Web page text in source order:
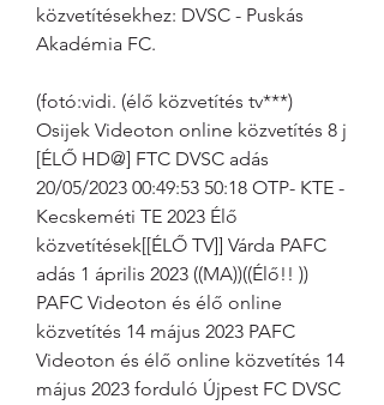
közvetítésekhez: DVSC - Puskás
Akadémia FC.
(fotó:vidi. (élő közvetítés tv***)
Osijek Videoton online közvetítés 8 j
[ÉLŐ HD@] FTC DVSC adás
20/05/2023 00:49:53 50:18 OTP- KTE -
Kecskeméti TE 2023 Élő
közvetítések[[ÉLŐ TV]] Várda PAFC
adás 1 április 2023 ((MA))((Élő!! ))
PAFC Videoton és élő online
közvetítés 14 május 2023 PAFC
Videoton és élő online közvetítés 14
május 2023 forduló Újpest FC DVSC